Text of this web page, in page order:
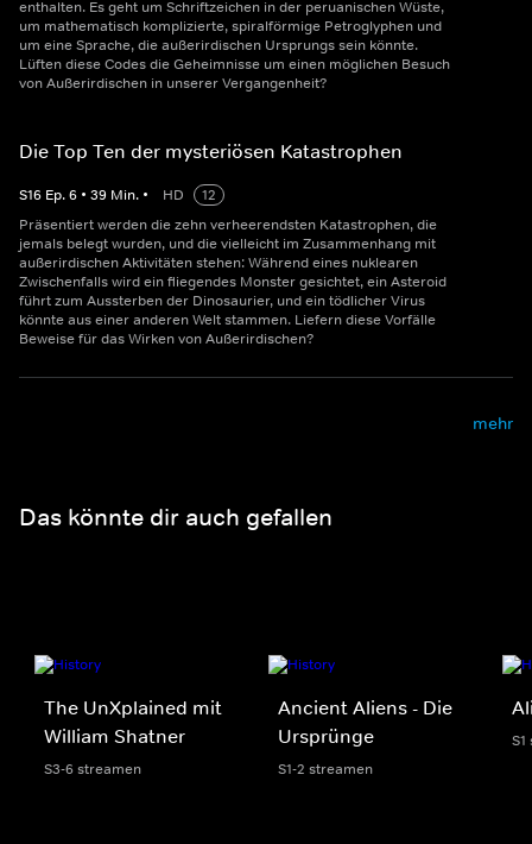
enthalten. Es geht um Schriftzeichen in der peruanischen Wüste,
um mathematisch komplizierte, spiralförmige Petroglyphen und
um eine Sprache, die außerirdischen Ursprungs sein könnte.
Lüften diese Codes die Geheimnisse um einen möglichen Besuch
von Außerirdischen in unserer Vergangenheit?
Die Top Ten der mysteriösen Katastrophen
S16 Ep.6 • 39 Min. • HD
12
Präsentiert werden die zehn verheerendsten Katastrophen, die
jemals belegt wurden, und die vielleicht im Zusammenhang mit
außerirdischen Aktivitäten stehen: Während eines nuklearen
Zwischenfalls wird ein fliegendes Monster gesichtet, ein Asteroid
führt zum Aussterben der Dinosaurier, und ein tödlicher Virus
könnte aus einer anderen Welt stammen. Liefern diese Vorfälle
Beweise für das Wirken von Außerirdischen?
mehr
Das könnte dir auch gefallen
The UnXplained mit
William Shatner
S3-6 streamen
Ancient Aliens - Die
Ursprünge
S1-2 streamen